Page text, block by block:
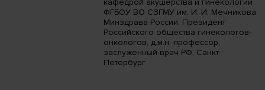
кафедрой акушерства и гинекологии
ФГБОУ ВО СЗГМУ им. И. И. Мечникова
Минздрава России, Президент
Российского общества гинекологов-
онкологов, д.м.н, профессор,
заслуженный врач РФ, Санкт-
Петербург